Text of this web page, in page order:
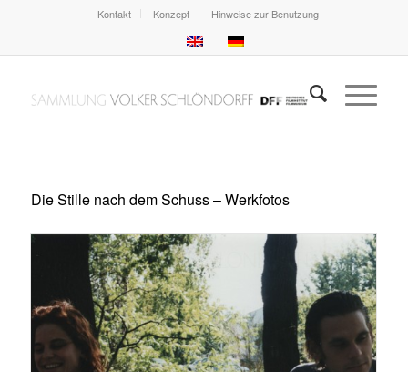
Kontakt Konzept Hinweise zur Benutzung
Die Stille nach dem Schuss – Werkfotos